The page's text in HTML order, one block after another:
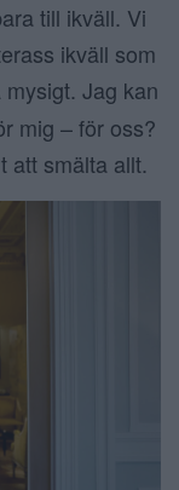
till ikväll. Vi
ikväll som
mysigt. Jag kan
mig – för oss?
att smälta allt.